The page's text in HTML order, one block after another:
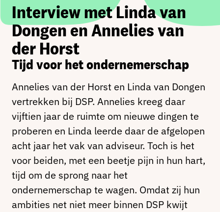
Interview met Linda van
Dongen en Annelies van
der Horst
Tijd voor het ondernemerschap
Annelies van der Horst en Linda van Dongen
vertrekken bij DSP. Annelies kreeg daar
vijftien jaar de ruimte om nieuwe dingen te
proberen en Linda leerde daar de afgelopen
acht jaar het vak van adviseur. Toch is het
voor beiden, met een beetje pijn in hun hart,
tijd om de sprong naar het
ondernemerschap te wagen. Omdat zij hun
ambities net niet meer binnen DSP kwijt